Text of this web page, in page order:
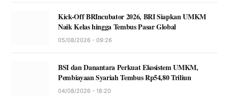
Kick-Off BRIncubator 2026, BRI Siapkan UMKM
Naik Kelas hingga Tembus Pasar Global
05/08/2026 - 09:26
BSI dan Danantara Perkuat Ekosistem UMKM,
Pembiayaan Syariah Tembus Rp54,80 Triliun
04/08/2026 - 18:20